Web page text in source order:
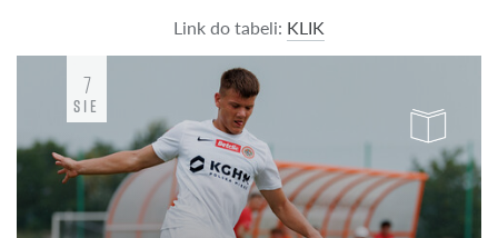
Link do tabeli: KLIK
7
SIE